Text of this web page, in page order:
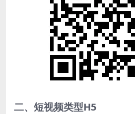
二、短视频类型H5